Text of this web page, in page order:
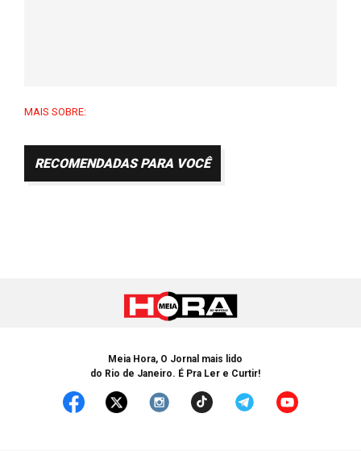
MAIS SOBRE:
RECOMENDADAS PARA VOCÊ
Meia Hora, O Jornal mais lido
do Rio de Janeiro. É Pra Ler e Curtir!